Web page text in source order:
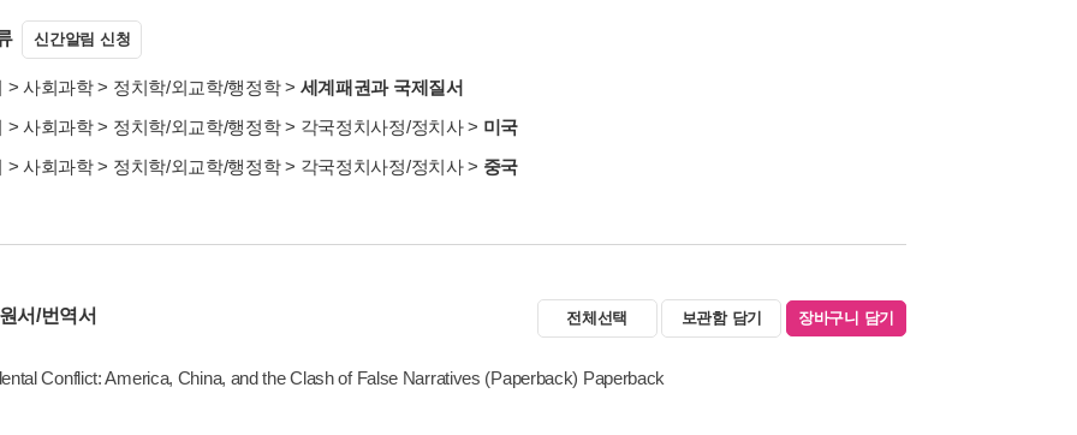
신간알림 신청
> 사회과학> 정치학/외교학/행정학> 세계패권과 국제질서
> 사회과학> 정치학/외교학/행정학> 각국정치사정/정치사> 미국
> 사회과학> 정치학/외교학/행정학> 각국정치사정/정치사> 중국
서/번역서 전체선택 보관함 담기 장바구니 담기
Conflict: America, China, and the Clash of False Narratives (Paperback) Paperback